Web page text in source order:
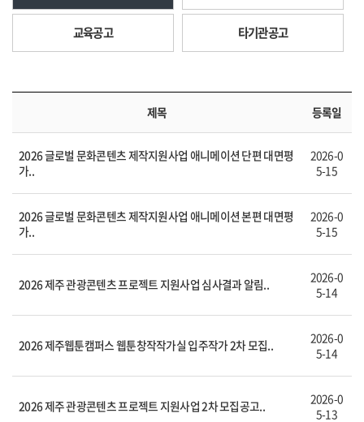
교육공고 타기관공고
제목 등록일
2026 글로벌 문화콘텐츠 제작지원사업 애니메이션 단편 대면평
가..
2026-0
5-15
2026 글로벌 문화콘텐츠 제작지원사업 애니메이션 본편 대면평
가..
2026-0
5-15
2026 제주 관광콘텐츠 프로젝트 지원사업 심사결과 알림..
2026-0
5-14
2026 제주웹툰캠퍼스 웹툰창작작가실 입주작가 2차 모집..
2026-0
5-14
2026 제주 관광콘텐츠 프로젝트 지원사업 2차 모집공고..
2026-0
5-13